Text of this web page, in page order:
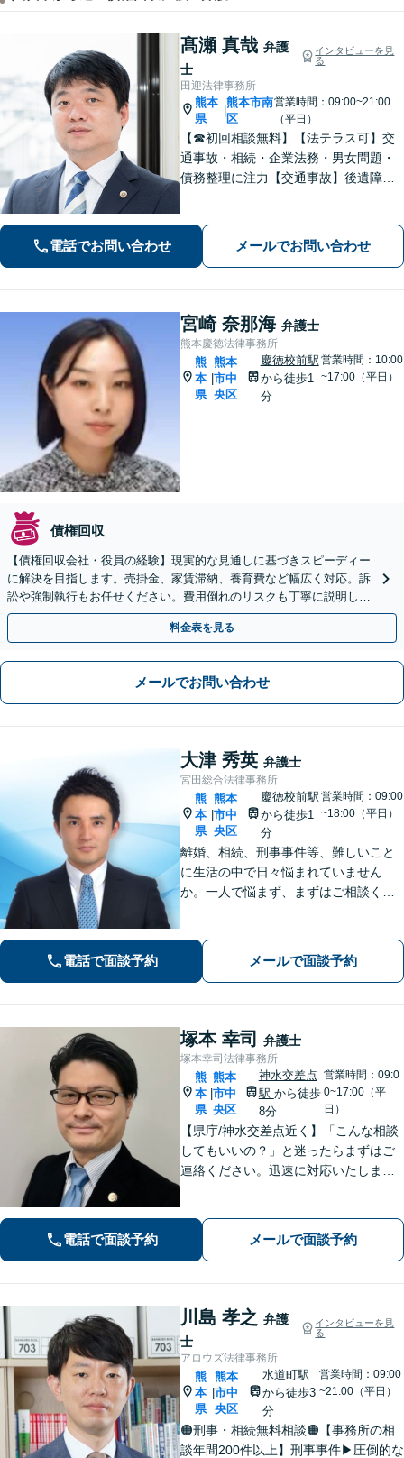
髙瀬 真哉 弁護
士
インタビューを見
る
田迎法律事務所
熊本
県
熊本市南
区
営業時間：09:00~21:00
（平日）
【☎︎初回相談無料】【法テラス可】交
通事故・相続・企業法務・男女問題・
債務整理に注力【交通事故】後遺障害
もご相談ください【駐車場あり】
電話でお問い合わせ メールでお問い合わせ
宮崎 奈那海 弁護士
熊本慶徳法律事務所
熊
本
県
熊本
市中
央区
慶徳校前駅
から徒歩1
分
営業時間：10:00
~17:00（平日）
債権回収
【債権回収会社・役員の経験】現実的な見通しに基づきスピーディー
に解決を目指します。売掛金、家賃滞納、養育費など幅広く対応。訴
訟や強制執行もお任せください。費用倒れのリスクも丁寧に説明しま
す。【慶徳校前駅1分】【夜間面談可】
料金表を見る
メールでお問い合わせ
大津 秀英 弁護士
宮田総合法律事務所
熊
本
県
熊本
市中
央区
慶徳校前駅
から徒歩1
分
営業時間：09:00
~18:00（平日）
離婚、相続、刑事事件等、難しいこと
に生活の中で日々悩まれていません
か。一人で悩まず、まずはご相談くだ
か、解決できるとしてどういった解決
策があるかご提案します。
電話で面談予約 メールで面談予約
塚本 幸司 弁護士
塚本幸司法律事務所
熊
本
県
|
熊本
市中
央区
神水交差点
駅 から徒歩
8分
営業時間：09:0
0~17:00（平
日）
【県庁/神水交差点近く】「こんな相談
してもいいの？」と迷ったらまずはご
連絡ください。迅速に対応いたしま
い。
電話で面談予約 メールで面談予約
川島 孝之 弁護
士
インタビューを見
る
アロウズ法律事務所
熊
本
県
熊本
市中
央区
水道町駅
から徒歩3
分
営業時間：09:00
~21:00（平日）
🟠刑事・相続無料相談🟠【事務所の相
談年間200件以上】刑事事件▶︎圧倒的な